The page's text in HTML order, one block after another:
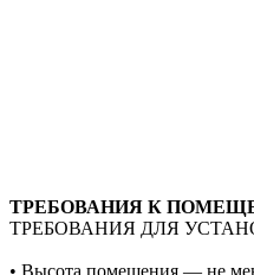
ТРЕБОВАНИЯ К
ТРЕБОВАНИЯ ДЛЯ
• Высота помещения — не